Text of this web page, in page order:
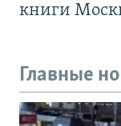
книги
Главные